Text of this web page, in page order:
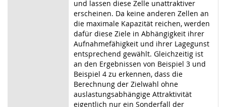
und lassen diese Zelle unattraktiver
erscheinen. Da keine anderen Zellen an
die maximale Kapazität reichen, werden
dafür diese Ziele in Abhängigkeit ihrer
Aufnahmefähigkeit und ihrer Lagegunst
entsprechend gewählt. Gleichzeitig ist
an den Ergebnissen von Beispiel 3 und
Beispiel 4 zu erkennen, dass die
Berechnung der Zielwahl ohne
auslastungsabhängige Attraktivität
eigentlich nur ein Sonderfall der